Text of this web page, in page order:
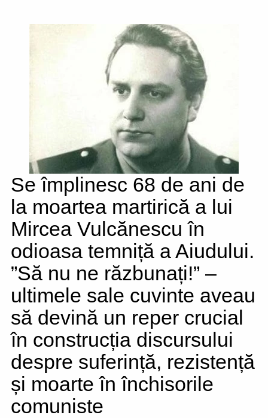
Se împlinesc 68 de ani de
la moartea martirică a lui
Mircea Vulcănescu în
odioasa temniță a Aiudului.
”Să nu ne răzbunați!” –
ultimele sale cuvinte aveau
să devină un reper crucial
în construcția discursului
despre suferință, rezistență
și moarte în închisorile
comuniste